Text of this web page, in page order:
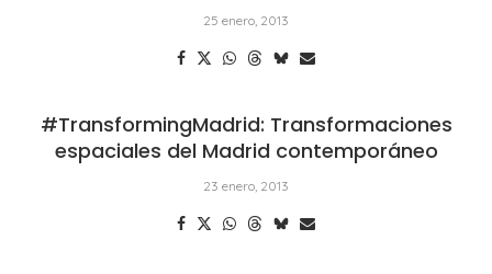
25 enero, 2013
#TransformingMadrid: Transformaciones
espaciales del Madrid contemporáneo
23 enero, 2013